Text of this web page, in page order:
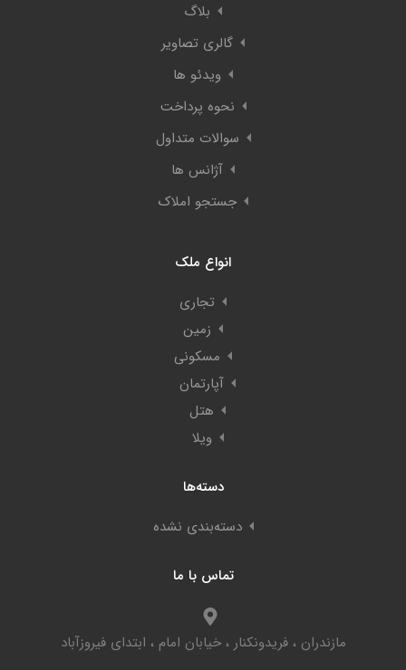
بلاگ
گالری تصاویر
ویدئو ها
نحوه پرداخت
سوالات متداول
آژانس ها
جستجو املاک
انواع ملک
تجاری
زمین
مسکونی
آپارتمان
هتل
ویلا
دسته‌ها
دسته‌بندی نشده
تماس با ما
مازندران ، فریدونکنار ، خیابان امام ، ابتدای فیروزآباد